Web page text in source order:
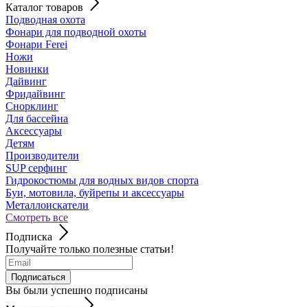
Каталог товаров
Подводная охота
Фонари для подводной охоты
Фонари Ferei
Ножи
Новинки
Дайвинг
Фридайвинг
Снорклинг
Для бассейна
Аксессуары
Детям
Производители
SUP серфинг
Гидрокостюмы для водных видов спорта
Буи, мотовила, буйрепы и аксессуары
Металлоискатели
Смотреть все
Подписка
Получайте только полезные статьи!
Подписаться
Вы были успешно подписаны